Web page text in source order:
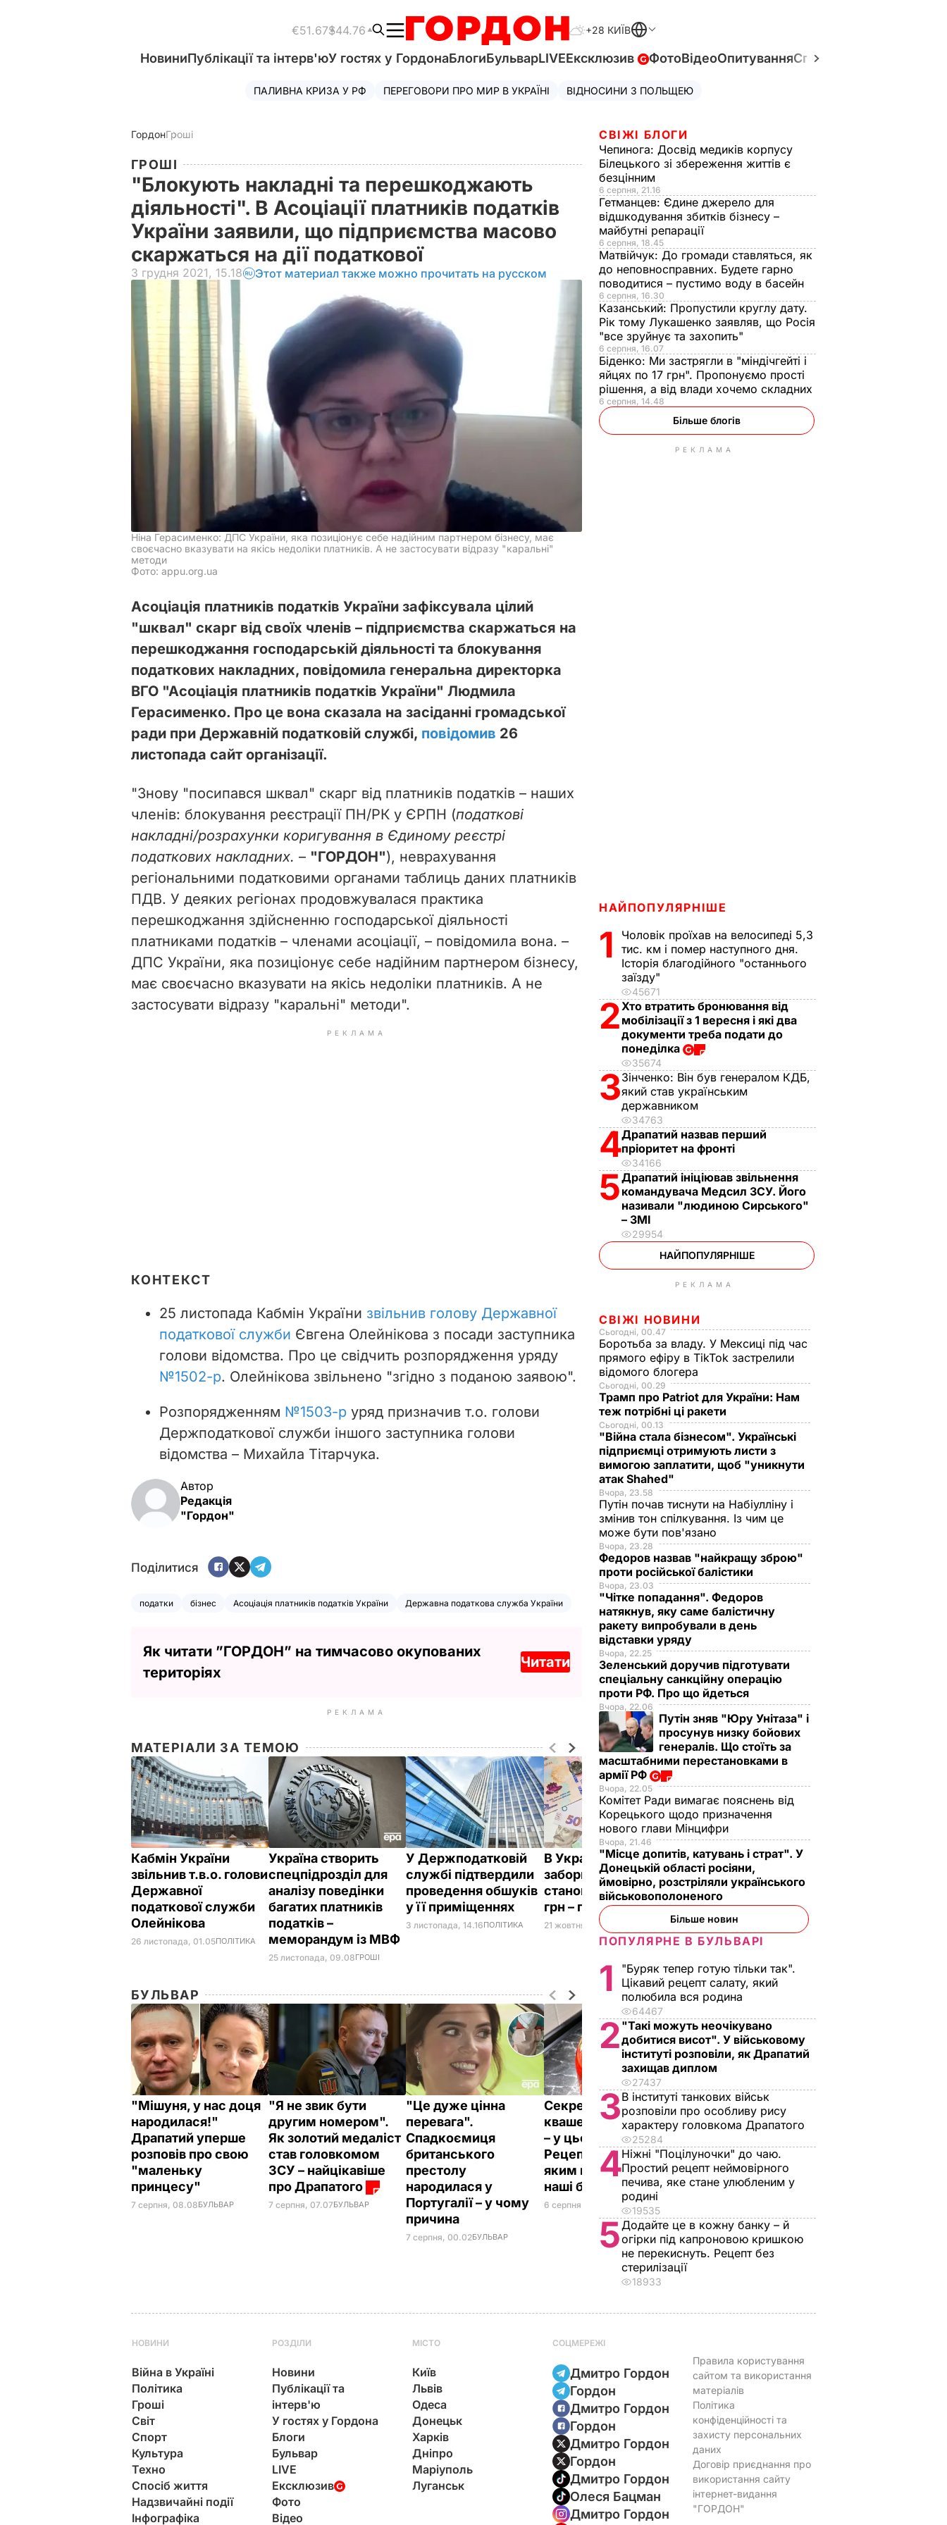
€51.67$44.76 +28 КИЇВ
НовиниПублікації та інтерв'юУ гостях у ГордонаБлогиБульварLIVEЕксклюзив ФотоВідеоОпитуванняСпецпроєкти
ПАЛИВНА КРИЗА У РФ ПЕРЕГОВОРИ ПРО МИР В УКРАЇНІ ВІДНОСИНИ З ПОЛЬЩЕЮ
ГордонГроші
ГРОШІ
"Блокують накладні та перешкоджають
діяльності". В Асоціації платників податків
України заявили, що підприємства масово
скаржаться на дії податкової
3 грудня 2021, 15.18 Этот материал также можно прочитать на русском
Ніна Герасименко: ДПС України, яка позиціонує себе надійним партнером бізнесу, має
своєчасно вказувати на якісь недоліки платників. А не застосувати відразу "каральні"
методи
Фото: appu.org.ua
Асоціація платників податків України зафіксувала цілий
"шквал" скарг від своїх членів – підприємства скаржаться на
перешкоджання господарській діяльності та блокування
податкових накладних, повідомила генеральна директорка
ВГО "Асоціація платників податків України" Людмила
Герасименко. Про це вона сказала на засіданні громадської
ради при Державній податковій службі, повідомив 26
листопада сайт організації.
"Знову "посипався шквал" скарг від платників податків – наших
членів: блокування реєстрації ПН/РК у ЄРПН (податкові
накладні/розрахунки коригування в Єдиному реєстрі
податкових накладних. – "ГОРДОН"), неврахування
регіональними податковими органами таблиць даних платників
ПДВ. У деяких регіонах продовжувалася практика
перешкоджання здійсненню господарської діяльності
платниками податків – членами асоціації, – повідомила вона. –
ДПС України, яка позиціонує себе надійним партнером бізнесу,
має своєчасно вказувати на якісь недоліки платників. А не
застосувати відразу "каральні" методи".
РЕКЛАМА
КОНТЕКСТ
25 листопада Кабмін України звільнив голову Державної
податкової служби Євгена Олейнікова з посади заступника
голови відомства. Про це свідчить розпорядження уряду
№1502-р. Олейнікова звільнено "згідно з поданою заявою".
Розпорядженням №1503-р уряд призначив т.о. голови
Держподаткової служби іншого заступника голови
відомства – Михайла Тітарчука.
Автор
Редакція
"Гордон"
Поділитися
податки бізнес Асоціація платників податків України Державна податкова служба України
Як читати ”ГОРДОН” на тимчасово окупованих
територіях
Читати
РЕКЛАМА
МАТЕРІАЛИ ЗА ТЕМОЮ
Кабмін України
звільнив т.в.о. голови
Державної
податкової служби
Олейнікова
26 листопада, 01.05ПОЛІТИКА
Україна створить
спецпідрозділ для
аналізу поведінки
багатих платників
податків –
меморандум із МВФ
25 листопада, 09.08ГРОШІ
У Держподатковій
службі підтвердили
проведення обшуків
у її приміщеннях
3 листопада, 14.16ПОЛІТИКА
В Україні податкова
заборгованість
становить 100 млрд
грн – голова ДПС
21 жовтня, 12.16
БУЛЬВАР
"Мішуня, у нас доця
народилася!"
Драпатий уперше
розповів про свою
"маленьку
принцесу"
7 серпня, 08.08БУЛЬВАР
"Я не звик бути
другим номером".
Як золотий медаліст
став головкомом
ЗСУ – найцікавіше
про Драпатого
7 серпня, 07.07БУЛЬВАР
"Це дуже цінна
перевага".
Спадкоємиця
британського
престолу
народилася у
Португалії – у чому
причина
7 серпня, 00.02БУЛЬВАР
Секрет пружності
квашених помідорів
– у цьому листі.
Рецепт без оцту, за
яким готували ще
наші бабусі
6 серпня, 23.14 БУЛЬВАР
"На це навіть ніяково
дивитися". Шоу з
відомому ресторані
обурило мережу.
Відео
СВІЖІ БЛОГИ
Чепинога: Досвід медиків корпусу
Білецького зі збереження життів є
безцінним
6 серпня, 21.16
Гетманцев: Єдине джерело для
відшкодування збитків бізнесу –
майбутні репарації
6 серпня, 18.45
Матвійчук: До громади ставляться, як
до неповносправних. Будете гарно
поводитися – пустимо воду в басейн
6 серпня, 16.30
Казанський: Пропустили круглу дату.
Рік тому Лукашенко заявляв, що Росія
"все зруйнує та захопить"
6 серпня, 16.07
Біденко: Ми застрягли в "міндічгейті і
яйцях по 17 грн". Пропонуємо прості
рішення, а від влади хочемо складних
6 серпня, 14.48
Більше блогів
РЕКЛАМА
НАЙПОПУЛЯРНІШЕ
1
Чоловік проїхав на велосипеді 5,3
тис. км і помер наступного дня.
Історія благодійного "останнього
заїзду"
45671
2Хто втратить бронювання від
мобілізації з 1 вересня і які два
документи треба подати до
понеділка
35674
3Зінченко: Він був генералом КДБ,
який став українським
державником
34763
4Драпатий назвав перший
пріоритет на фронті
34166
5Драпатий ініціював звільнення
командувача Медсил ЗСУ. Його
називали "людиною Сирського"
– ЗМІ
29954
НАЙПОПУЛЯРНІШЕ
РЕКЛАМА
СВІЖІ НОВИНИ
Сьогодні, 00.47
Боротьба за владу. У Мексиці під час
прямого ефіру в TikTok застрелили
відомого блогера
Сьогодні, 00.29
Трамп про Patriot для України: Нам
теж потрібні ці ракети
Сьогодні, 00.13
"Війна стала бізнесом". Українські
підприємці отримують листи з
вимогою заплатити, щоб "уникнути
атак Shahed"
Вчора, 23.58
Путін почав тиснути на Набіулліну і
змінив тон спілкування. Із чим це
може бути пов'язано
Вчора, 23.28
Федоров назвав "найкращу зброю"
проти російської балістики
Вчора, 23.03
"Чітке попадання". Федоров
натякнув, яку саме балістичну
ракету випробували в день
відставки уряду
Вчора, 22.25
Зеленський доручив підготувати
спеціальну санкційну операцію
проти РФ. Про що йдеться
Вчора, 22.06
Путін зняв "Юру Унітаза" і
просунув низку бойових
генералів. Що стоїть за
масштабними перестановками в
армії РФ
Вчора, 22.05
Комітет Ради вимагає пояснень від
Корецького щодо призначення
нового глави Мінцифри
Вчора, 21.46
"Місце допитів, катувань і страт". У
Донецькій області росіяни,
ймовірно, розстріляли українського
військовополоненого
Більше новин
ПОПУЛЯРНЕ В БУЛЬВАРІ
1
"Буряк тепер готую тільки так".
Цікавий рецепт салату, який
полюбила вся родина
64467
2 "Такі можуть неочікувано
добитися висот". У військовому
інституті розповіли, як Драпатий
захищав диплом
27437
3В інституті танкових військ
розповіли про особливу рису
характеру головкома Драпатого
25284
4Ніжні "Поцілуночки" до чаю.
Простий рецепт неймовірного
печива, яке стане улюбленим у
родині
19535
5Додайте це в кожну банку – й
огірки під капроновою кришкою
не перекиснуть. Рецепт без
стерилізації
18933
НОВИНИ
Війна в Україні
Політика
Гроші
Світ
Спорт
Культура
Техно
Спосіб життя
Надзвичайні події
Інфографіка
РОЗДІЛИ
Новини
Публікації та
інтерв'ю
У гостях у Гордона
Блоги
Бульвар
LIVE
Ексклюзив
Фото
Відео
МІСТО
Київ
Львів
Одеса
Донецьк
Харків
Дніпро
Маріуполь
Луганськ
СОЦМЕРЕЖІ
Дмитро Гордон
Гордон
Дмитро Гордон
Гордон
Дмитро Гордон
Гордон
Дмитро Гордон
Олеся Бацман
Дмитро Гордон
Правила користування
сайтом та використання
матеріалів
Політика
конфіденційності та
захисту персональних
даних
Договір приєднання про
використання сайту
інтернет-видання
"ГОРДОН"